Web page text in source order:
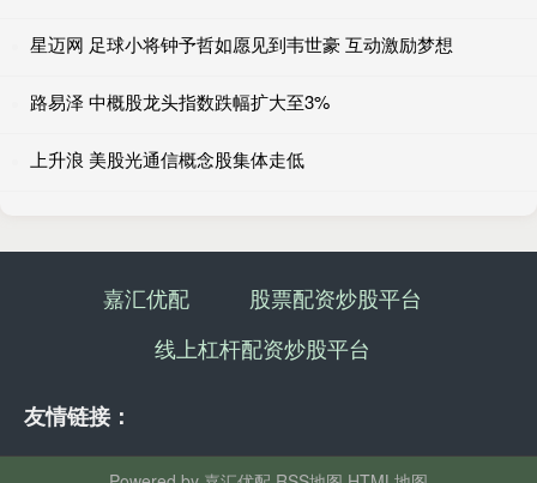
星迈网 足球小将钟予哲如愿见到韦世豪 互动激励梦想
路易泽 中概股龙头指数跌幅扩大至3%
上升浪 美股光通信概念股集体走低
嘉汇优配
股票配资炒股平台
线上杠杆配资炒股平台
友情链接：